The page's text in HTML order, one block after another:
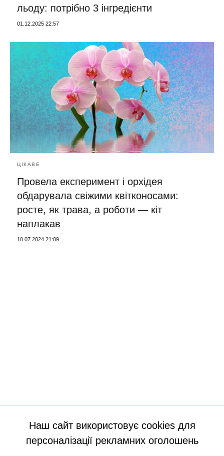
льоду: потрібно 3 інгредієнти
01.12.2025 22:57
ЦІКАВЕ
Провела експеримент і орхідея
обдарувала свіжими квітконосами:
росте, як трава, а роботи — кіт
наплакав
10.07.2024 21:09
Наш сайт використовує cookies для
персоналізації рекламних оголошень